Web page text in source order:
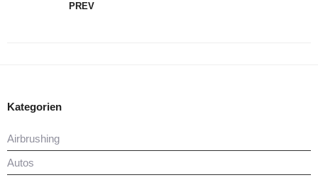
PREV
Kategorien
Airbrushing
Autos